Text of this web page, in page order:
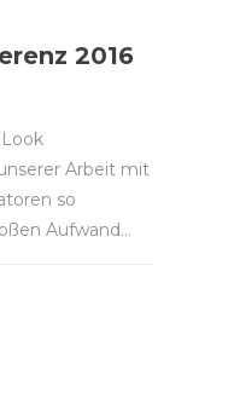
2016
Arbeit mit
so
Aufwand…